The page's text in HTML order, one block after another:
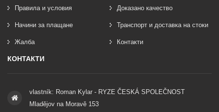
Правила и условия Доказано качество
Начини за плащане Транспорт и доставка на стоки
Жалба Контакти
КОНТАКТИ
vlastník: Roman Kylar - RYZE ČESKÁ SPOLEČNOST
Mladějov na Moravě 153